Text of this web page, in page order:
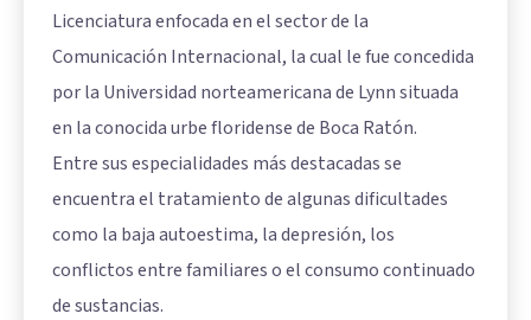
Licenciatura enfocada en el sector de la
Comunicación Internacional, la cual le fue concedida
por la Universidad norteamericana de Lynn situada
en la conocida urbe floridense de Boca Ratón.
Entre sus especialidades más destacadas se
encuentra el tratamiento de algunas dificultades
como la baja autoestima, la depresión, los
conflictos entre familiares o el consumo continuado
de sustancias.